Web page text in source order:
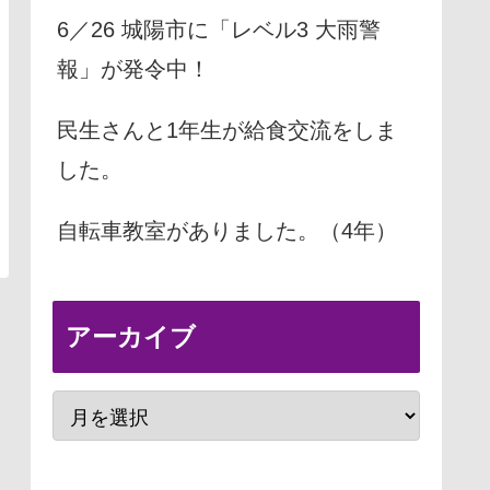
6／26 城陽市に「レベル3 大雨警
報」が発令中！
民生さんと1年生が給食交流をしま
した。
自転車教室がありました。（4年）
アーカイブ